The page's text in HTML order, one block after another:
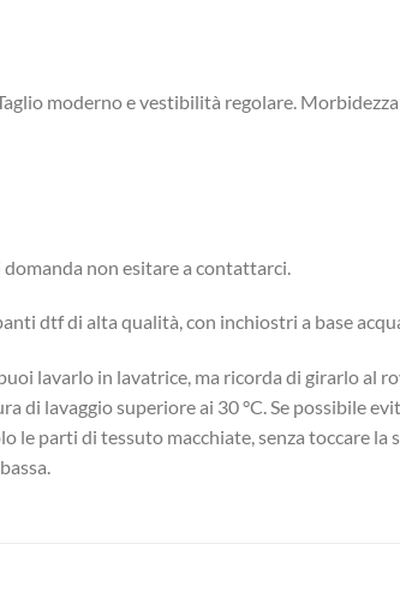
moderno e vestibilità regolare.
non esitare a contattarci.
dtf di alta qualità, con inchiostri a base
lavarlo in lavatrice, ma ricorda di girarlo al
lavaggio superiore ai 30 °C. Se possibile
le parti di tessuto macchiate, senza toccare